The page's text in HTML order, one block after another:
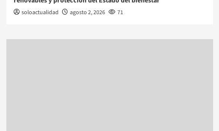
soloactualidad agosto 2, 2026 71